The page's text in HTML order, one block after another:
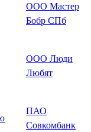
ООО Мастер
Бобр СПб
ООО Люди
Любят
ПАО
Совкомбанк